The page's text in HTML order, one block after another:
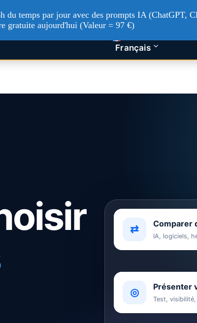
Tech Intelligence artificielle Nos
Français
⇄ Comparer
IA, logiciels,
◎ Présenter
Test,
du temps par jour avec des prompts IA (ChatGPT,
gratuite aujourd'hui (Valeur = 97 €)